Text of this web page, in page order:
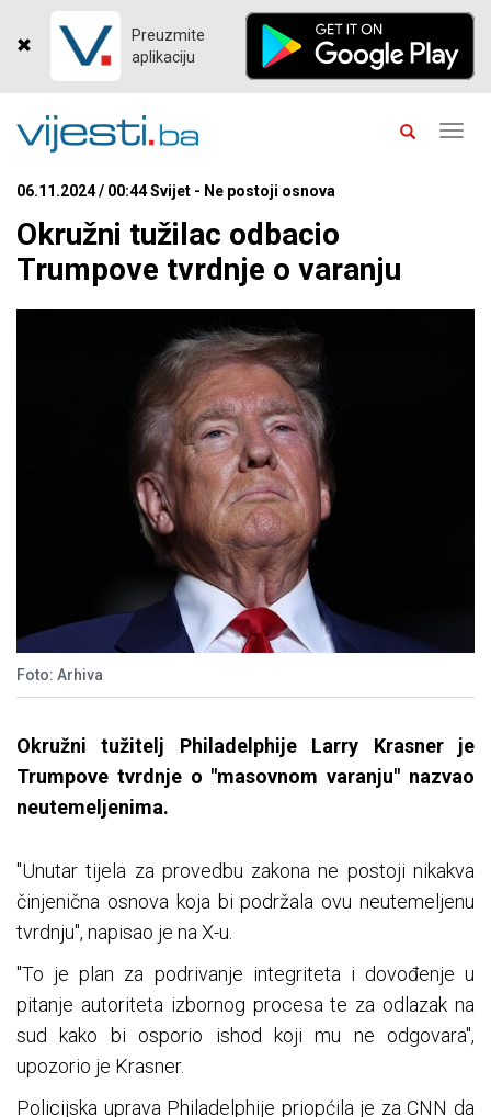
Preuzmite
aplikaciju
06.11.2024 / 00:44 Svijet - Ne postoji osnova
Okružni tužilac odbacio
Trumpove tvrdnje o varanju
Foto: Arhiva
Okružni tužitelj Philadelphije Larry Krasner je
Trumpove tvrdnje o "masovnom varanju" nazvao
neutemeljenima.
"Unutar tijela za provedbu zakona ne postoji nikakva
činjenična osnova koja bi podržala ovu neutemeljenu
tvrdnju", napisao je na X-u.
"To je plan za podrivanje integriteta i dovođenje u
pitanje autoriteta izbornog procesa te za odlazak na
sud kako bi osporio ishod koji mu ne odgovara",
upozorio je Krasner.
Policijska uprava Philadelphije priopćila je za CNN da